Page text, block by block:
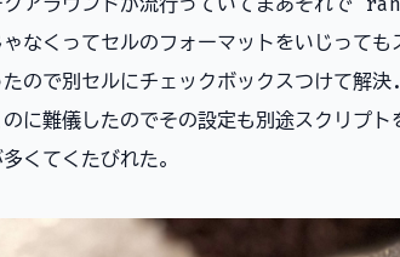
なくってセルのフォーマットをいじって
たので別セルにチェックボックスつけて解
に難儀したのでその設定も別途スクリプ
くてくたびれた。